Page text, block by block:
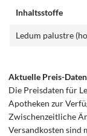
Inhaltsstoffe
Ledum palustre
Aktuelle Preis-Daten
Die Preisdaten für
Apotheken zur
Zwischenzeitliche
Versandkosten sind